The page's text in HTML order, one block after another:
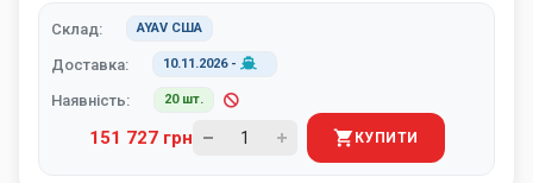
Склад: AYAV США
Доставка: 10.11.2026-
Наявність: 20 шт.
151 727 грн КУПИТИ